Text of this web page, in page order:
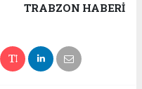
TRABZON HABERİ